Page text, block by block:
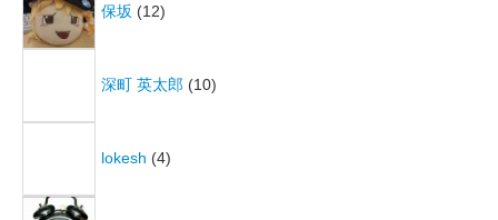
保坂 (12)
深町 英太郎 (10)
lokesh (4)